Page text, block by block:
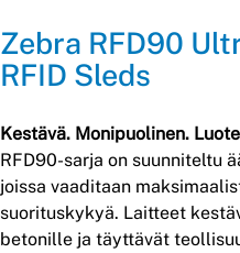
Zebra RFD90
RFID Sleds
Kestävä. Monipuolinen.
RFD90-sarja on suunniteltu
joissa vaaditaan
suorituskykyä. Laitteet
betonille ja täyttävät